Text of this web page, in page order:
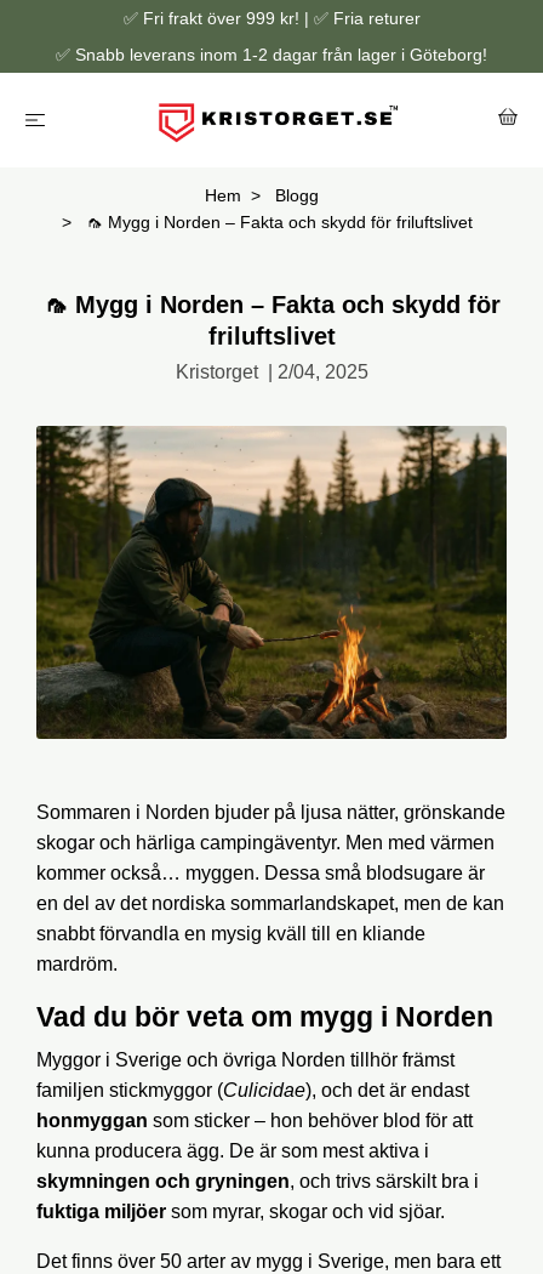
✅ Fri frakt över 999 kr! | ✅ Fria returer
✅ Snabb leverans inom 1-2 dagar från lager i Göteborg!
Hem
Blogg
🦟 Mygg i Norden – Fakta och skydd för friluftslivet
🦟 Mygg i Norden – Fakta och skydd för
friluftslivet
Kristorget 2/04, 2025
Sommaren i Norden bjuder på ljusa nätter, grönskande
skogar och härliga campingäventyr. Men med värmen
kommer också… myggen. Dessa små blodsugare är
en del av det nordiska sommarlandskapet, men de kan
snabbt förvandla en mysig kväll till en kliande
mardröm.
Vad du bör veta om mygg i Norden
Myggor i Sverige och övriga Norden tillhör främst
familjen stickmyggor (Culicidae), och det är endast
honmyggan som sticker – hon behöver blod för att
kunna producera ägg. De är som mest aktiva i
skymningen och gryningen, och trivs särskilt bra i
fuktiga miljöer som myrar, skogar och vid sjöar.
Det finns över 50 arter av mygg i Sverige, men bara ett